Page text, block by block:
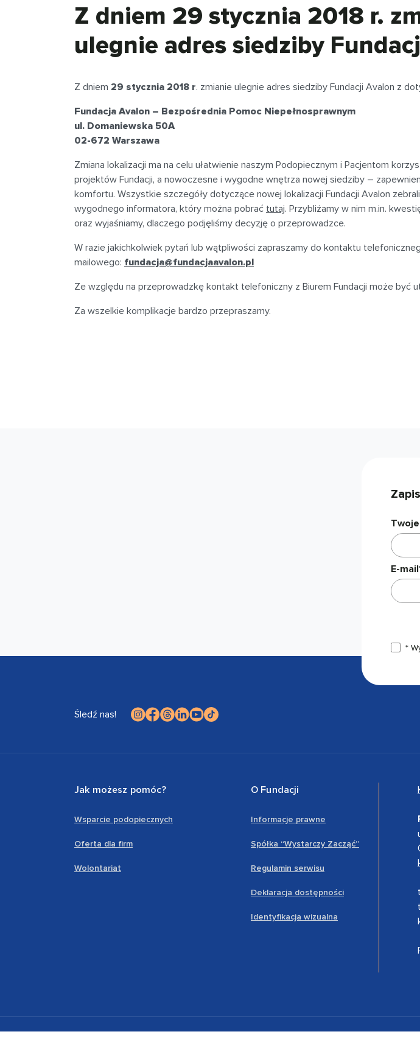
Z dniem 29 stycznia 2018 r.
ulegnie adres siedziby
Z dniem 29 stycznia 2018 r. zmianie ulegnie adres siedziby Fundacji Avalon z
Fundacja Avalon – Bezpośrednia Pomoc Niepełnosprawnym
ul. Domaniewska 50A
02-672 Warszawa
Zmiana lokalizacji ma na celu ułatwienie naszym Podopiecznym i Pacjentom
projektów Fundacji, a nowoczesne i wygodne wnętrza nowej siedziby –
komfortu. Wszystkie szczegóły dotyczące nowej lokalizacji Fundacji Avalon
wygodnego informatora, który można pobrać tutaj. Przybliżamy w nim m.in.
oraz wyjaśniamy, dlaczego podjęliśmy decyzję o przeprowadzce.
W razie jakichkolwiek pytań lub wątpliwości zapraszamy do kontaktu
mailowego: fundacja@fundacjaavalon.pl
Ze względu na przeprowadzkę kontakt telefoniczny z Biurem Fundacji może być
Za wszelkie komplikacje bardzo przepraszamy.
E-
*
Śledź nas!
Jak możesz pomóc?
Wsparcie podopiecznych
Oferta dla firm
Wolontariat
O Fundacji
Informacje prawne
Spółka “Wystarczy Zacząć”
Regulamin serwisu
Deklaracja dostępności
Identyfikacja wizualna